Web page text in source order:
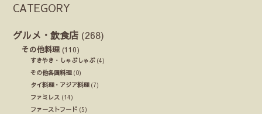
CATEGORY
グルメ・飲食店 (268)
その他料理 (110)
すきやき・しゃぶしゃぶ(4)
その他各国料理(0)
タイ料理・アジア料理(7)
ファミレス (14)
ファーストフード (5)